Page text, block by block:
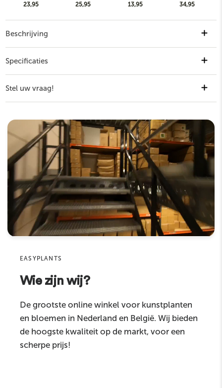
23,95
25,95
13,95
34,95
Beschrijving
Lees meer
Specificaties
Artikelnummer
Diameter
Kleur Rood
Materiaal hoogwaardig kunststof en kunstzijde
Eigenschappen Real touch
Geschikt voor binnenshuis
Stel uw vraag!
graag verder!
Naam
E‑mail
Product
Sku
Reactie
EASYPLANTS
Wie zijn wij?
De grootste online winkel voor kunstplanten
en bloemen in Nederland en België. Wij bieden
de hoogste kwaliteit op de markt, voor een
scherpe prijs!